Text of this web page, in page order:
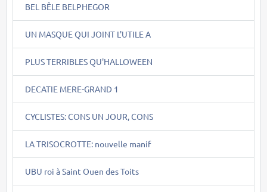
BEL BÊLE BELPHEGOR
UN MASQUE QUI JOINT L'UTILE A
PLUS TERRIBLES QU'HALLOWEEN
DECATIE MERE-GRAND 1
CYCLISTES: CONS UN JOUR, CONS
LA TRISOCROTTE: nouvelle manif
UBU roi à Saint Ouen des Toits